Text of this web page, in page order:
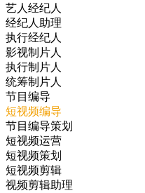
艺人经纪人
经纪人助理
执行经纪人
影视制片人
执行制片人
统筹制片人
节目编导
短视频编导
节目编导策划
短视频运营
短视频策划
短视频剪辑
视频剪辑助理